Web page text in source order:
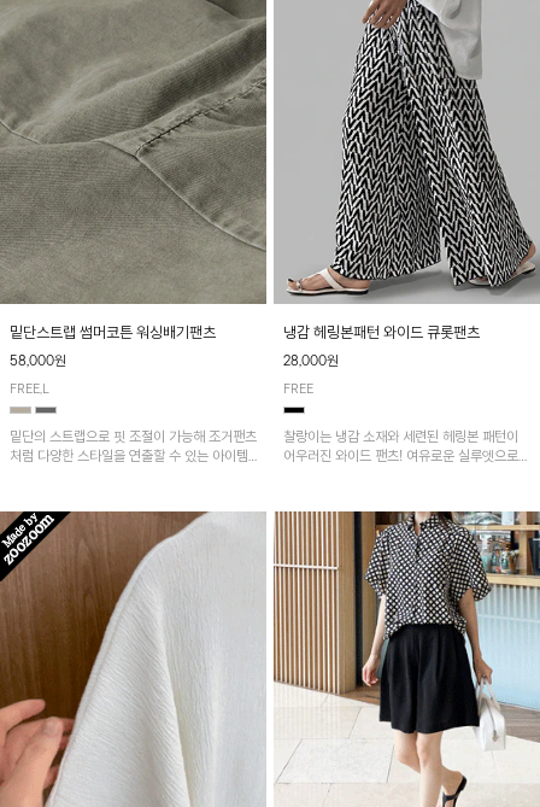
밑단스트랩 썸머코튼 워싱배기팬츠
58,000원
FREE,L
밑단의 스트랩으로 핏 조절이 가능해 조거팬츠
처럼 다양한 스타일을 연출할 수 있는 아이템!
냉감 헤링본패턴 와이드 큐롯팬츠
28,000원
FREE
찰랑이는 냉감 소재와 세련된 헤링본 패턴이
어우러진 와이드 팬츠! 여유로운 실루엣으로
다.